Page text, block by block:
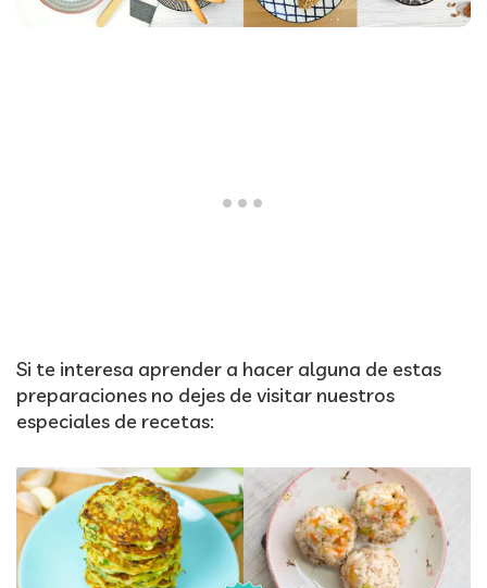
Si te interesa aprender a hacer alguna de estas
preparaciones no dejes de visitar nuestros
especiales de recetas: